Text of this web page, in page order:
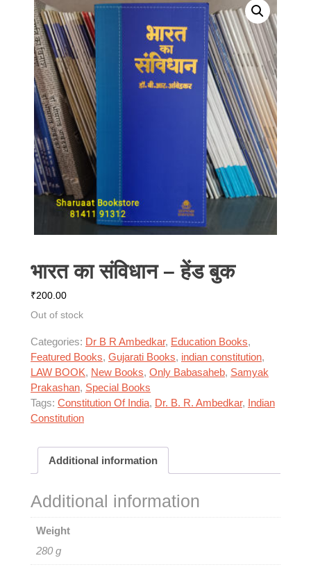
भारत का संविधान – हेंड बुक
₹200.00
Out of stock
Categories: Dr B R Ambedkar, Education Books,
Featured Books, Gujarati Books, indian constitution,
LAW BOOK, New Books, Only Babasaheb, Samyak
Prakashan, Special Books
Tags: Constitution Of India, Dr. B. R. Ambedkar, Indian
Constitution
Additional information
Additional information
Weight
280 g